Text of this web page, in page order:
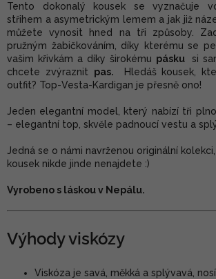
Tento dokonalý kousek se vyznačuje
střihem a asymetrickým lemem a jak již
můžete vynosit hned na tři způsoby.
pružným žabičkováním, díky kterému se
vašim křivkám a díky širokému pásku
si
chcete zvýraznit pas.
Hledáš kousek,
outfit? Top-Vesta-Kardigan je přesně ono!
Jeden elegantní model, který nabízí tři
– elegantní top, skvěle padnoucí vestu a
Jedná se o námi navrženou originální
kousek nikde jinde nenajdete :)
Vyrobeno s láskou v Nepálu.
Výhody viskózy
Viskóza je savá, měkká a splývavá,